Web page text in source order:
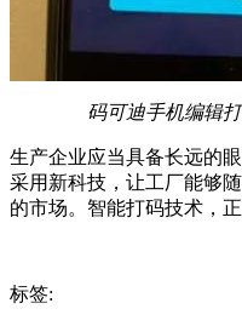
码可迪手机编辑
生产企业应当具备长远的
采用新科技，让工厂能够
的市场。智能打码技术，
标签: